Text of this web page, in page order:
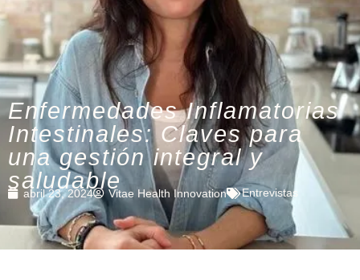
Enfermedades Inflamatorias
Intestinales: Claves para
una gestión integral y
saludable
abril 23, 2024 Vitae Health Innovation Entrevistas